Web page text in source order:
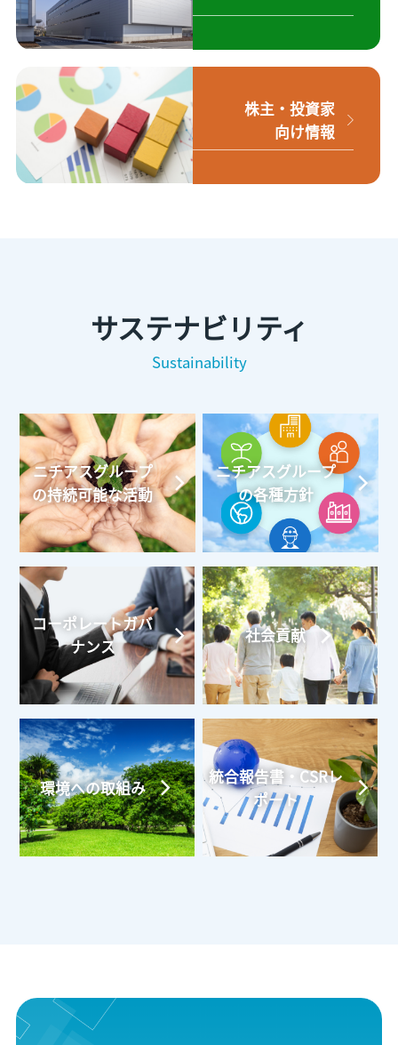
株主・投資家
向け情報
サステナビリティ
Sustainability
ニチアスグループ
の持続可能な活動
ニチアスグループ
の各種方針
コーポレートガバ
ナンス
社会貢献
環境への取組み
統合報告書・CSRレ
ポート